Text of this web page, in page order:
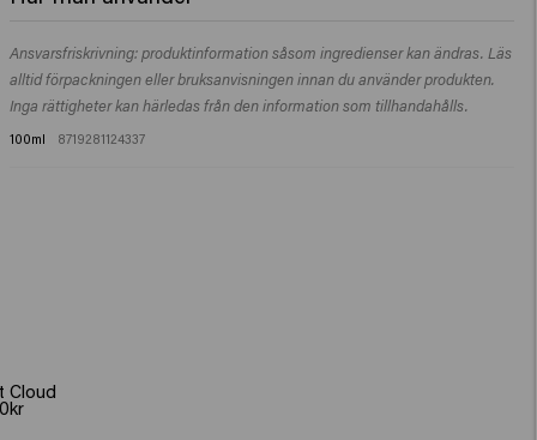
Glyceryl Rosinate, Undecane, Phenoxyethanol, Ceteareth-20, Parfum
(Fragrance), Dipropylene Glycol, Sorbitol, Tridecane,
Hydroxyethylcellulose, Olea Europaea (Olive) Oil Unsaponifiables,
Anethole, Geranyl Acetate, Linalyl Acetate, Menthol, Tetramethyl
Ansvarsfriskrivning: produktinformation såsom ingredienser kan ändras. Läs
alltid förpackningen eller bruksanvisningen innan du använder produkten.
Inga rättigheter kan härledas från den information som tillhandahålls.
100ml 8719281124337
Cloud